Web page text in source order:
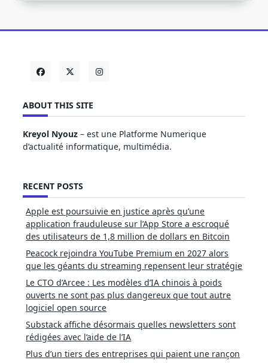
ABOUT THIS SITE
Kreyol Nyouz – est une Platforme Numerique
d’actualité informatique, multimédia.
RECENT POSTS
Apple est poursuivie en justice après qu’une
application frauduleuse sur l’App Store a escroqué
des utilisateurs de 1,8 million de dollars en Bitcoin
Peacock rejoindra YouTube Premium en 2027 alors
que les géants du streaming repensent leur stratégie
Le CTO d’Arcee : Les modèles d’IA chinois à poids
ouverts ne sont pas plus dangereux que tout autre
logiciel open source
Substack affiche désormais quelles newsletters sont
rédigées avec l’aide de l’IA
Plus d’un tiers des entreprises qui paient une rançon